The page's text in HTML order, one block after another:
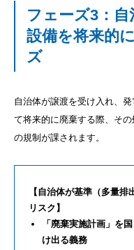
フェーズ3：
設備を将来的
ズ
自治体が譲渡を受け入れ、
て将来的に廃棄する際、そ
の規制が課されます。
【自治体が基準（多量
リスク】
「廃棄実施計画」を
け出る義務